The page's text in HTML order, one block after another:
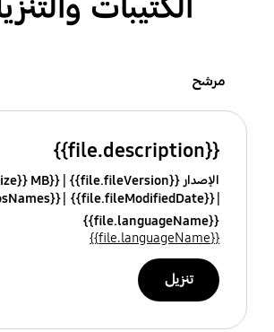
مرشح
{{file.description}}
الإصدار {{file.fileVersion}}
{{file.fileSize}} MB
{{file.fileModifiedDate}}
{{file.osNames}}
{{file.languageName}}
{{file.languageName}}
تنزيل